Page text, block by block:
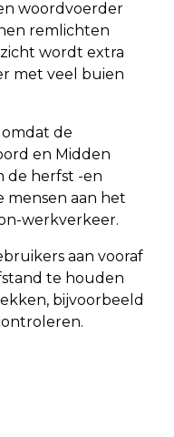
woordvoerder
remlichten
wordt extra
met veel buien
de
en Midden
de herfst -en
mensen aan het
werkverkeer.
aan vooraf
te houden
bijvoorbeeld